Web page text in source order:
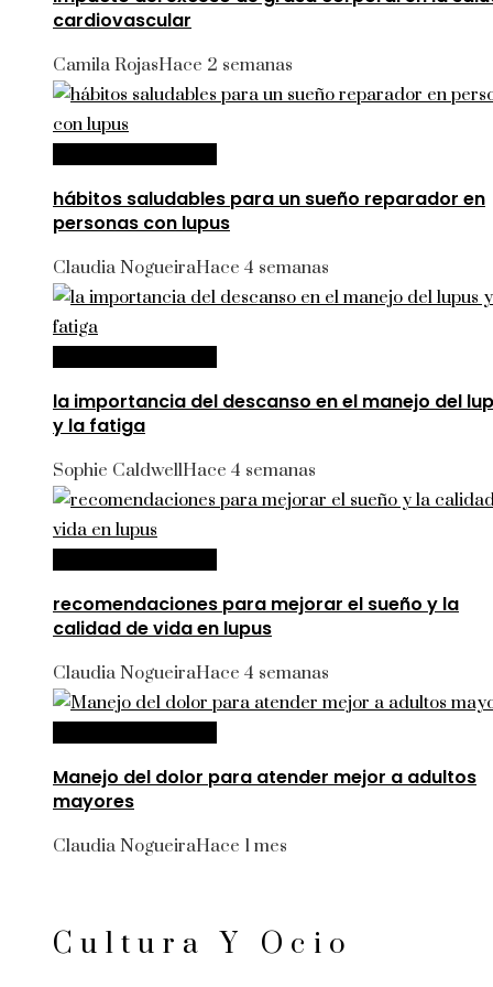
cardiovascular
Camila RojasHace 2 semanas
hábitos saludables para un sueño reparador en
personas con lupus
Claudia NogueiraHace 4 semanas
la importancia del descanso en el manejo del
y la fatiga
Sophie CaldwellHace 4 semanas
recomendaciones para mejorar el sueño y la
calidad de vida en lupus
Claudia NogueiraHace 4 semanas
Manejo del dolor para atender mejor a adultos
mayores
Claudia NogueiraHace 1 mes
Cultura Y Ocio